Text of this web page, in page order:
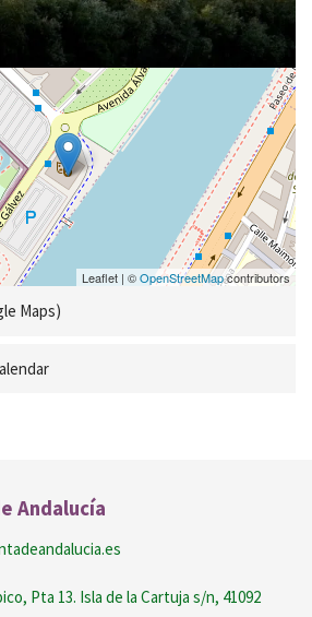
Leaflet | ©OpenStreetMapcontributors
Maps)
Andalucía
Pta 13. Isla de la Cartuja s/n, 41092